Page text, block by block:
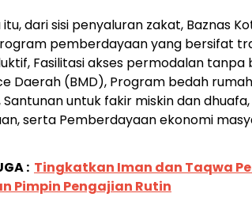
dari sisi penyaluran zakat, Baznas
pemberdayaan yang bersifat
Fasilitasi akses permodalan tanpa
Daerah (BMD), Program bedah
Santunan untuk fakir miskin dan
serta Pemberdayaan ekonomi
: Tingkatkan Iman dan Taqwa
Pimpin Pengajian Rutin